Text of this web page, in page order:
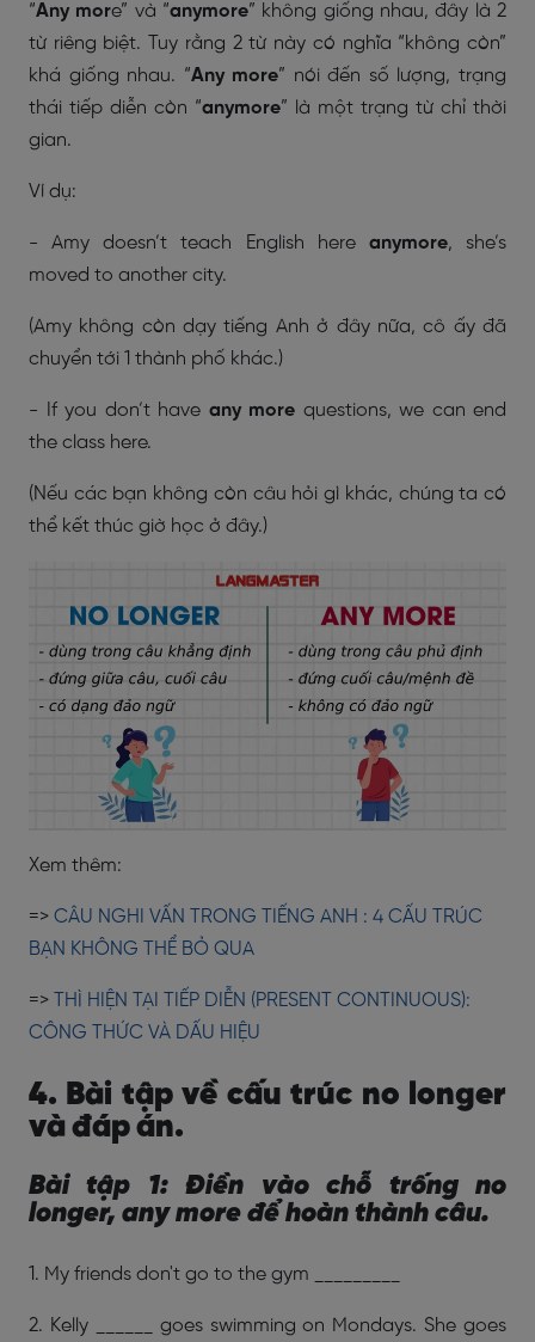
“Any more” và “anymore” không giống nhau, đây là 2
từ riêng biệt. Tuy rằng 2 từ này có nghĩa “không còn”
khá giống nhau. “Any more” nói đến số lượng, trạng
thái tiếp diễn còn “anymore” là một trạng từ chỉ thời
gian.
Ví dụ:
- Amy doesn’t teach English here anymore, she’s
moved to another city.
(Amy không còn dạy tiếng Anh ở đây nữa, cô ấy đã
chuyển tới 1 thành phố khác.)
- If you don’t have any more questions, we can end
the class here.
(Nếu các bạn không còn câu hỏi gì khác, chúng ta có
thể kết thúc giờ học ở đây.)
Xem thêm:
=> CÂU NGHI VẤN TRONG TIẾNG ANH : 4 CẤU TRÚC
BẠN KHÔNG THỂ BỎ QUA
=>
THÌ HIỆN TẠI TIẾP DIỄN (PRESENT CONTINUOUS):
CÔNG THỨC VÀ DẤU HIỆU
4. Bài tập về cấu trúc no longer
và đáp án.
Bài tập 1: Điền vào chỗ trống no
longer, any more để hoàn thành câu.
1. My friends don't go to the gym _________
2. Kelly ______ goes swimming on Mondays. She goes